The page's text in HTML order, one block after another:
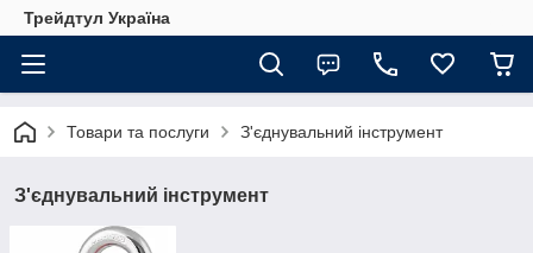
Трейдтул Україна
Товари та послуги З'єднувальний інструмент
З'єднувальний інструмент